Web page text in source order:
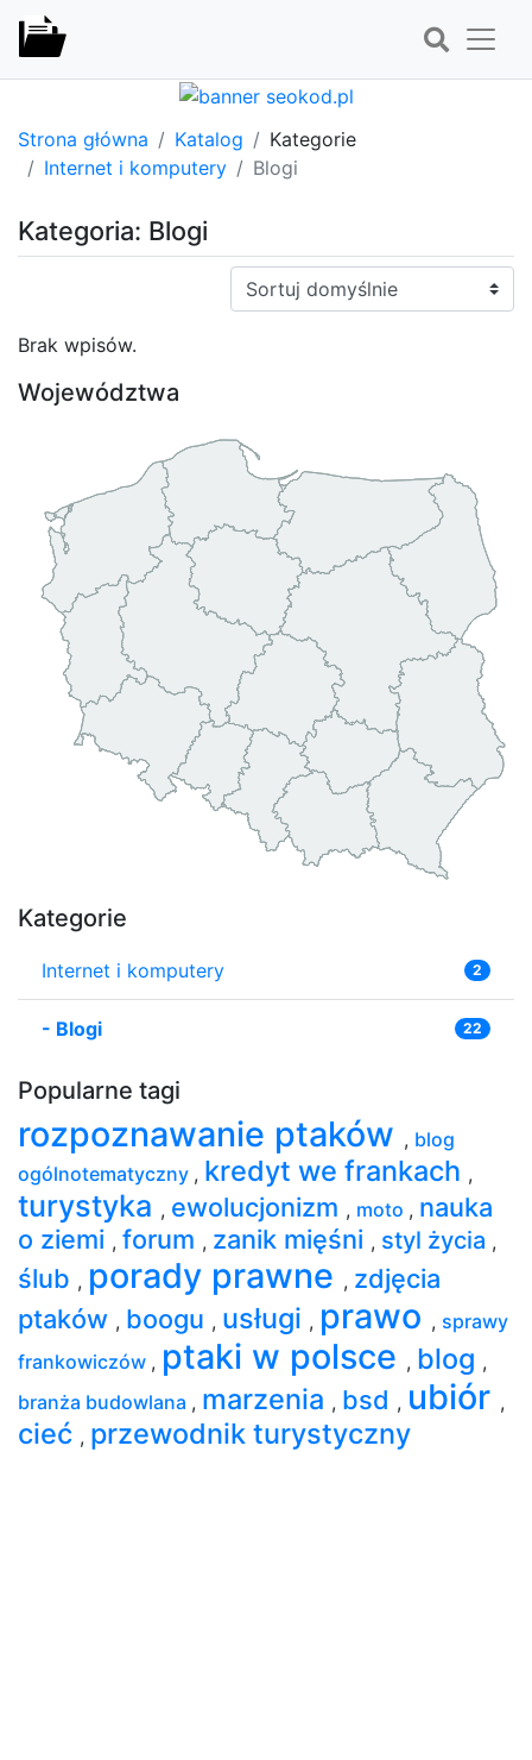
Strona główna Katalog
Kategorie
Internet i komputery
Blogi
Kategoria: Blogi
Sortuj:
Brak wpisów.
Województwa
Kategorie
Internet i komputery 2
- Blogi 22
Popularne tagi
rozpoznawanie ptaków , blog
ogólnotematyczny , kredyt we frankach ,
turystyka , ewolucjonizm , moto , nauka
o ziemi , forum , zanik mięśni , styl życia ,
ślub , porady prawne , zdjęcia
ptaków , boogu , usługi , prawo , sprawy
frankowiczów , ptaki w polsce , blog ,
branża budowlana , marzenia , bsd , ubiór ,
cieć , przewodnik turystyczny